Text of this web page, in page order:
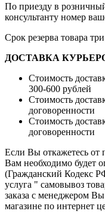
По приезду в
консультанту номер
Срок резерва товара
ДОСТАВКА
Стоимость
300-600 рублей
Стоимость
договоренности
Стоимость
договоренности
Если Вы откажетесь от
Вам необходимо будет
(Гражданский Кодекс
услуга " самовывоз
заказа с менеджером
магазине по интернет